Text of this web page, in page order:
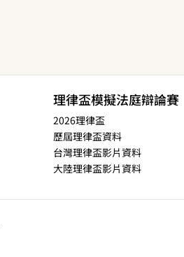
理律盃模擬法庭辯論賽
2026理律盃
歷屆理律盃資料
台灣理律盃影片資料
大陸理律盃影片資料